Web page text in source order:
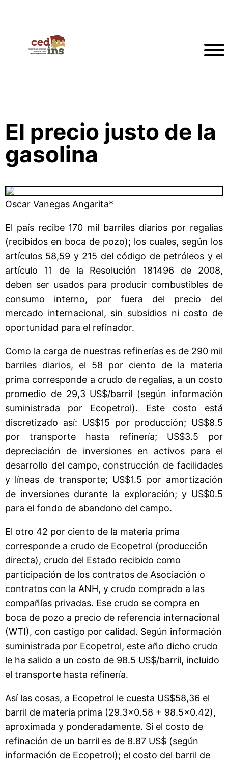
El precio justo de la
gasolina
Oscar Vanegas Angarita*
El país recibe 170 mil barriles diarios por regalías
(recibidos en boca de pozo); los cuales, según los
artículos 58,59 y 215 del código de petróleos y el
artículo 11 de la Resolución 181496 de 2008,
deben ser usados para producir combustibles de
consumo interno, por fuera del precio del
mercado internacional, sin subsidios ni costo de
oportunidad para el refinador.
Como la carga de nuestras refinerías es de 290 mil
barriles diarios, el 58 por ciento de la materia
prima corresponde a crudo de regalías, a un costo
promedio de 29,3 US$/barril (según información
suministrada por Ecopetrol). Este costo está
discretizado así: US$15 por producción; US$8.5
por transporte hasta refinería; US$3.5 por
depreciación de inversiones en activos para el
desarrollo del campo, construcción de facilidades
y líneas de transporte; US$1.5 por amortización
de inversiones durante la exploración; y US$0.5
para el fondo de abandono del campo.
El otro 42 por ciento de la materia prima
corresponde a crudo de Ecopetrol (producción
directa), crudo del Estado recibido como
participación de los contratos de Asociación o
contratos con la ANH, y crudo comprado a las
compañías privadas. Ese crudo se compra en
boca de pozo a precio de referencia internacional
(WTI), con castigo por calidad. Según información
suministrada por Ecopetrol, este año dicho crudo
le ha salido a un costo de 98.5 US$/barril, incluido
el transporte hasta refinería.
Así las cosas, a Ecopetrol le cuesta US$58,36 el
barril de materia prima (29.3×0.58 + 98.5×0.42),
aproximada y ponderadamente. Si el costo de
refinación de un barril es de 8.87 US$ (según
información de Ecopetrol); el costo del barril de